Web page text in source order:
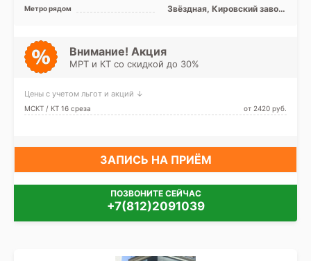
Метро рядом
Звёздная, Кировский завод,
Проспект Славы, Дунайская,
Шушары, Юго-Западная,
Внимание! Акция
МРТ и КТ со скидкой до 30%
Цены с учетом льгот и акций ↓
МСКТ / КТ 16 среза от 2420 pуб.
ЗАПИСЬ НА ПРИЁМ
ПОЗВОНИТЕ СЕЙЧАС
+7(812)2091039